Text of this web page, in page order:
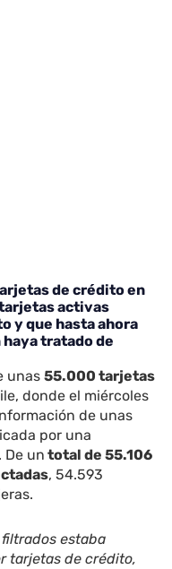
de crédito en
activas
y que hasta ahora
tratado de
unas55.000 tarjetas
donde el miércoles
de unas
por una
De un total de 55.106
, 54.593
estaba
tarjetas de crédito,